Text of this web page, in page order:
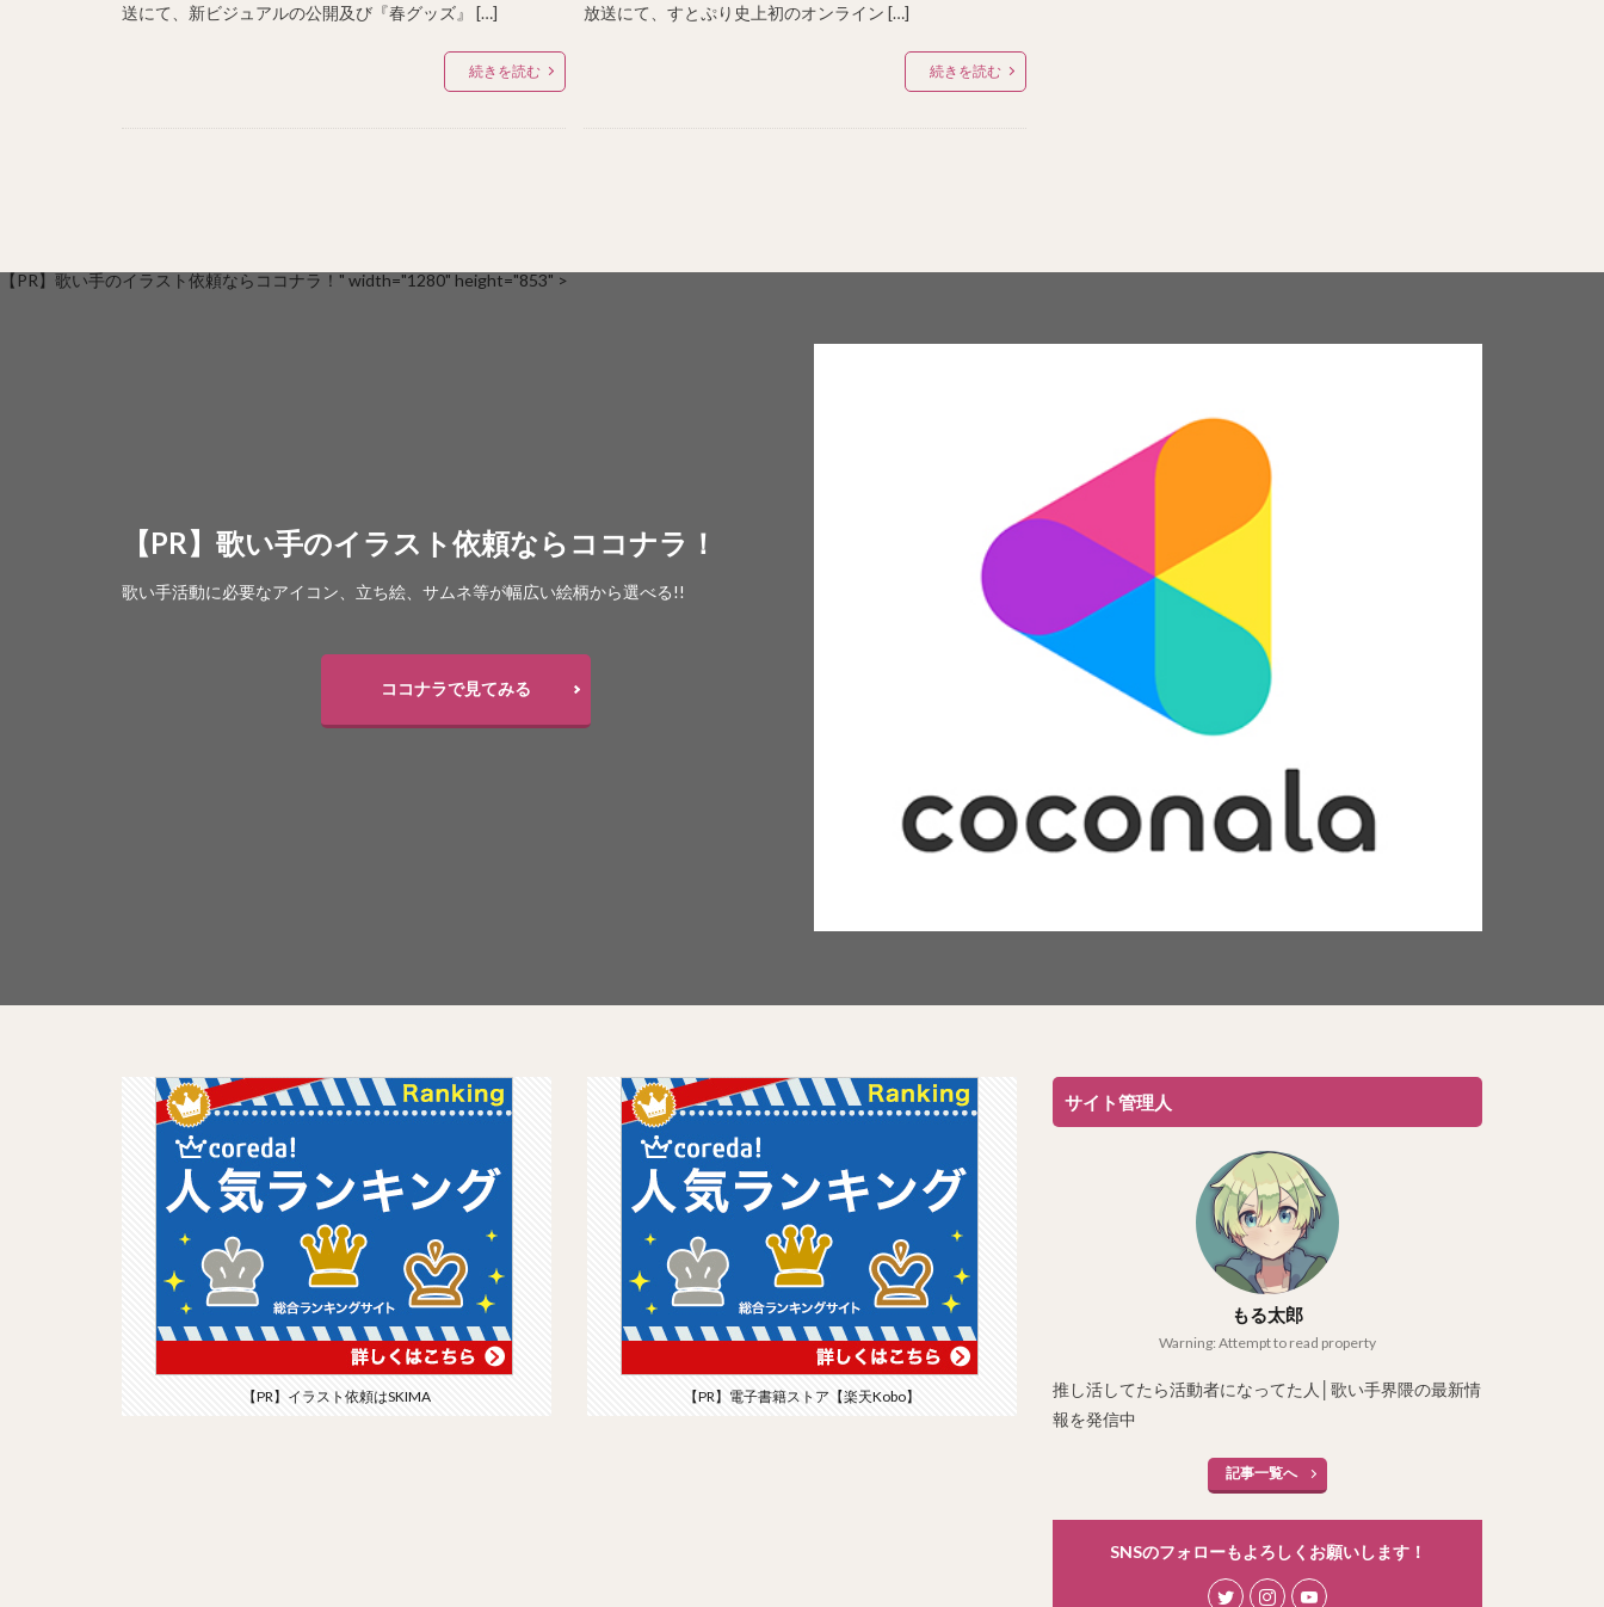
送にて、新ビジュアルの公開及び『春グッズ』 […]
続きを読む
放送にて、すとぷり史上初のオンライン […]
続きを読む
【PR】歌い手のイラスト依頼ならココナラ！" width="1280" height="853" >
【PR】歌い手のイラスト依頼ならココナラ！
歌い手活動に必要なアイコン、立ち絵、サムネ等が幅広い絵柄から選べる!!
ココナラで見てみる
【PR】イラスト依頼はSKIMA 【PR】電子書籍ストア【楽天Kobo】
サイト管理人
もる太郎
Warning: Attempt to read property
推し活してたら活動者になってた人│歌い手界隈の最新情
報を発信中
記事一覧へ
SNSのフォローもよろしくお願いします！